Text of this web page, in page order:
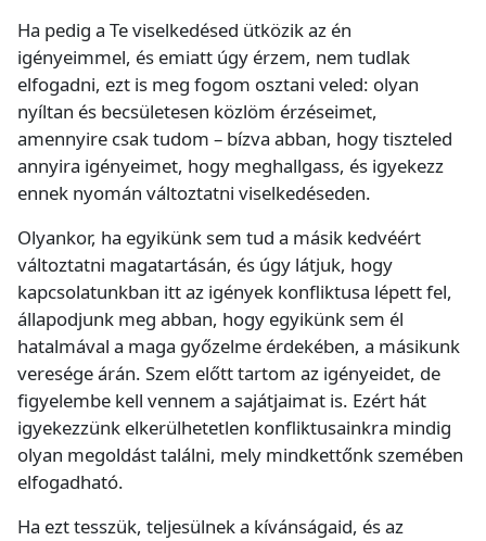
Ha pedig a Te viselkedésed ütközik az én
igényeimmel, és emiatt úgy érzem, nem tudlak
elfogadni, ezt is meg fogom osztani veled: olyan
nyíltan és becsületesen közlöm érzéseimet,
amennyire csak tudom – bízva abban, hogy tiszteled
annyira igényeimet, hogy meghallgass, és igyekezz
ennek nyomán változtatni viselkedéseden.
Olyankor, ha egyikünk sem tud a másik kedvéért
változtatni magatartásán, és úgy látjuk, hogy
kapcsolatunkban itt az igények konfliktusa lépett fel,
állapodjunk meg abban, hogy egyikünk sem él
hatalmával a maga győzelme érdekében, a másikunk
veresége árán. Szem előtt tartom az igényeidet, de
figyelembe kell vennem a sajátjaimat is. Ezért hát
igyekezzünk elkerülhetetlen konfliktusainkra mindig
olyan megoldást találni, mely mindkettőnk szemében
elfogadható.
Ha ezt tesszük, teljesülnek a kívánságaid, és az